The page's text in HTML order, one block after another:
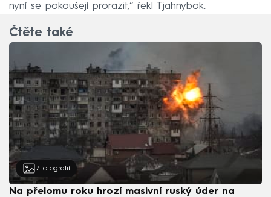
nyní se pokoušejí prorazit,“ řekl Tjahnybok.
Čtěte také
7 fotografií
Na přelomu roku hrozí masivní ruský úder na